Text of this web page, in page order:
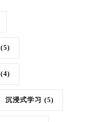
(5)
(4)
沉浸式学习 (5)